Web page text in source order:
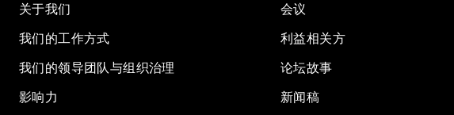
关于我们
我们的工作方式
我们的领导团队与组织治理
影响力
会议
利益相关方
论坛故事
新闻稿